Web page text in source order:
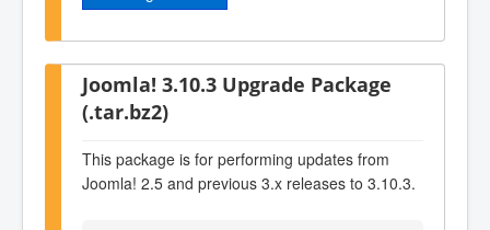
Joomla! 3.10.3 Upgrade Package
(.tar.bz2)
This package is for performing updates from
Joomla! 2.5 and previous 3.x releases to 3.10.3.